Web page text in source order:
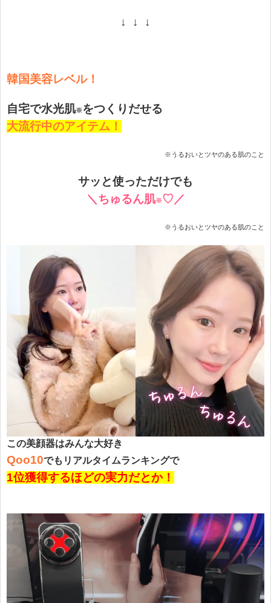
↓ ↓ ↓
韓国美容レベル！
自宅で水光肌※ をつくりだせる
大流行中のアイテム！
※うるおいとツヤのある肌のこと
サッと使っただけでも
＼ちゅるん肌※ ♡／
※うるおいとツヤのある肌のこと
この美顔器はみんな大好き
Qoo10でもリアルタイムランキングで
1位獲得するほどの実力だとか！